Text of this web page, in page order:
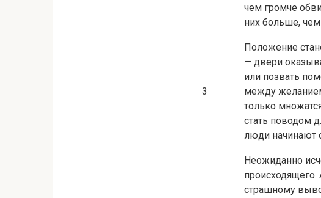
чем громче
них больше,
3
Положение
— двери
или позвать
между
только
стать поводом
люди начинают
Неожиданно
происходящего.
страшному